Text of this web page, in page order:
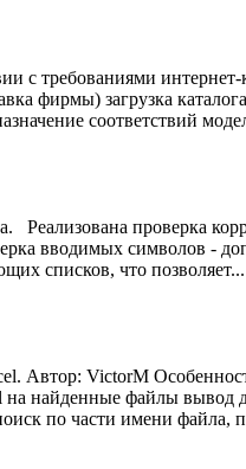
с требованиями
фирмы) загрузка каталога
соответствий
Реализована проверка
вводимых символов -
списков, что позволяет...
Автор: VictorM
на найденные файлы вывод
по части имени файла,